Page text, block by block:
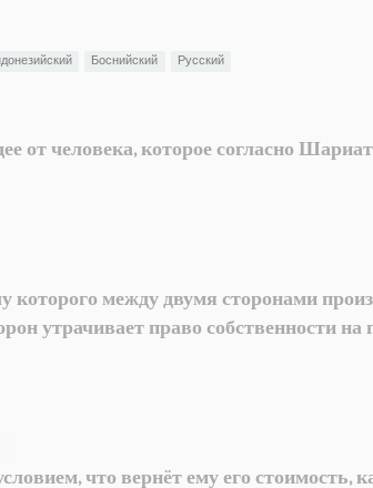
Боснийский Русский
от человека, которое согласно
которого между двумя сторонами
утрачивает право собственности
что вернёт ему его стоимость,